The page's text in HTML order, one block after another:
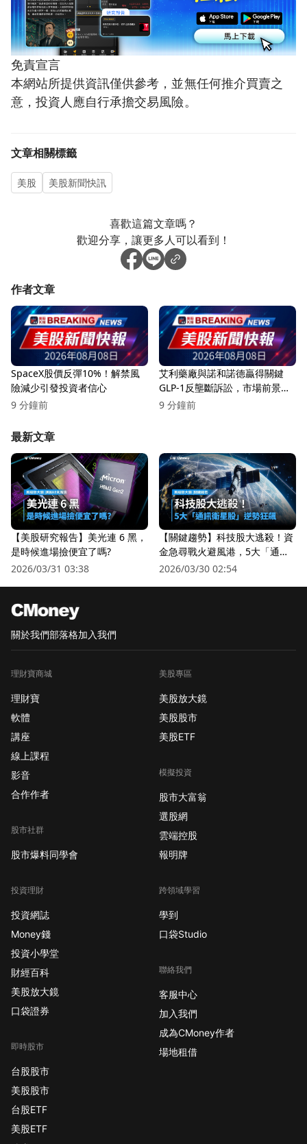
免責宣言
本網站所提供資訊僅供參考，並無任何推介買賣之
意，投資人應自行承擔交易風險。
文章相關標籤
美股 美股新聞快訊
喜歡這篇文章嗎？
歡迎分享，讓更多人可以看到！
作者文章
SpaceX股價反彈10%！解禁風
險減少引發投資者信心
9 分鐘前
艾利藥廠與諾和諾德贏得關鍵
GLP-1反壟斷訴訟，市場前景看
漲！
9 分鐘前
最新文章
【美股研究報告】美光連 6 黑，
是時候進場撿便宜了嗎?
2026/03/31 03:38
【關鍵趨勢】科技股大逃殺！資
金急尋戰火避風港，5大「通訊
衛星股」逆勢狂飆
2026/03/30 02:54
關於我們部落格加入我們
理財寶商城
理財寶
軟體
講座
線上課程
影音
合作作者
股市社群
股市爆料同學會
投資理財
投資網誌
Money錢
投資小學堂
財經百科
美股放大鏡
口袋證券
即時股市
台股股市
美股股市
台股ETF
美股ETF
美股專區
美股放大鏡
美股股市
美股ETF
模擬投資
股市大富翁
選股網
雲端控股
報明牌
跨領域學習
學到
口袋Studio
聯絡我們
客服中心
加入我們
成為CMoney作者
場地租借